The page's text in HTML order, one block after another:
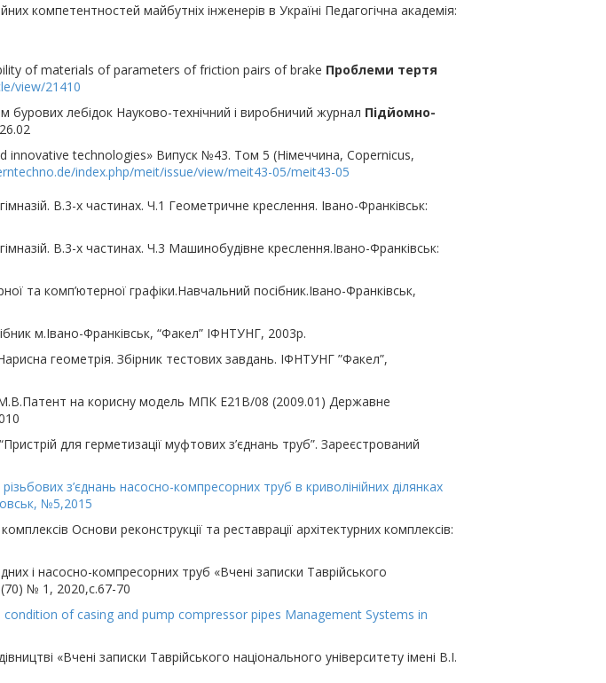
компетентностей майбутніх інженерів в Україні Педагогічна академія:
of materials of parameters of friction pairs of brake Проблеми тертя
view/21410
бурових лебідок Науково-технічний і виробничий журнал Підйомно-
innovative technologies» Випуск №43. Том 5 (Німеччина, Copernicus,
index.php/meit/issue/view/meit43-05/meit43-05
В.3-х частинах. Ч.1 Геометричне креслення. Івано-Франківськ:
В.3-х частинах. Ч.3 Машинобудівне креслення.Івано-Франківськ:
та комп’ютерної графіки.Навчальний посібник.Івано-Франківськ,
м.Івано-Франківськ, “Факел” ІФНТУНГ, 2003р.
геометрія. Збірник тестових завдань. ІФНТУНГ ”Факел”,
на корисну модель МПК Е21В/08 (2009.01) Державне
для герметизації муфтових з’єднань труб”. Зареєстрований
з’єднань насосно-компресорних труб в криволінійних ділянках
№5,2015
Основи реконструкції та реставрації архітектурних комплексів:
і насосно-компресорних труб «Вчені записки Таврійського
(70) № 1, 2020,с.67-70
of casing and pump compressor pipes Management Systems in
«Вчені записки Таврійського національного університету імені В.І.